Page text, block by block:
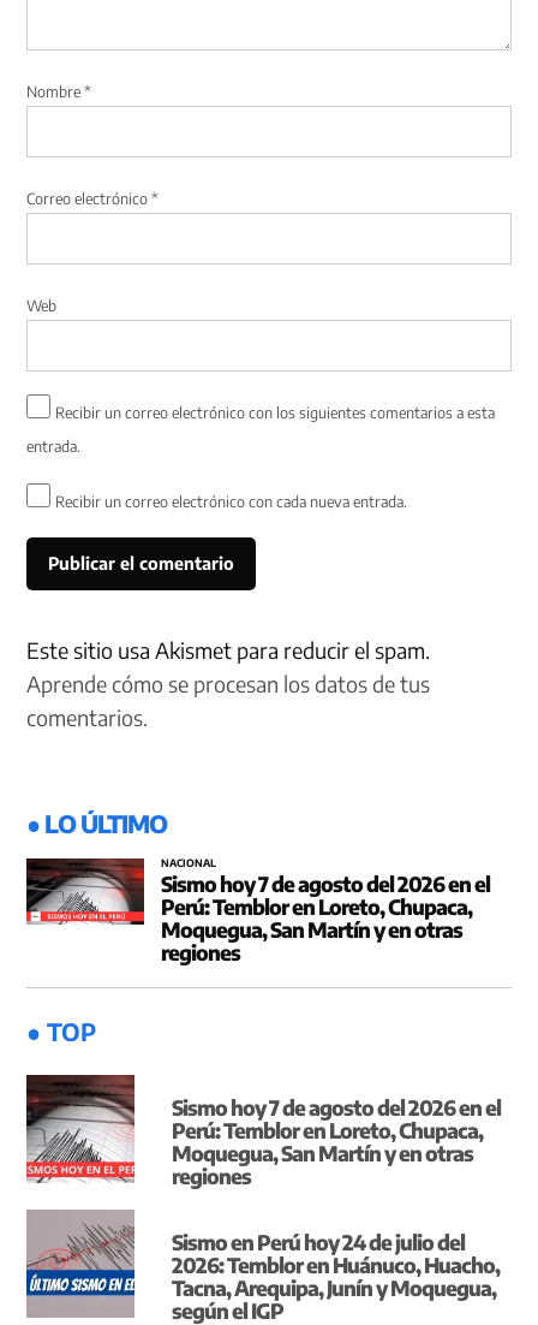
Nombre*
Correo electrónico*
Web
Recibir un correo electrónico con los siguientes comentarios a esta
entrada.
Recibir un correo electrónico con cada nueva entrada.
Este sitio usa Akismet para reducir el spam.
Aprende cómo se procesan los datos de tus
comentarios.
● LO ÚLTIMO
NACIONAL
Sismo hoy 7 de agosto del 2026 en el
Perú: Temblor en Loreto, Chupaca,
Moquegua, San Martín y en otras
regiones
● TOP
Sismo hoy 7 de agosto del 2026 en el
Perú: Temblor en Loreto, Chupaca,
Moquegua, San Martín y en otras
regiones
Sismo en Perú hoy 24 de julio del
2026: Temblor en Huánuco, Huacho,
Tacna, Arequipa, Junín y Moquegua,
según el IGP